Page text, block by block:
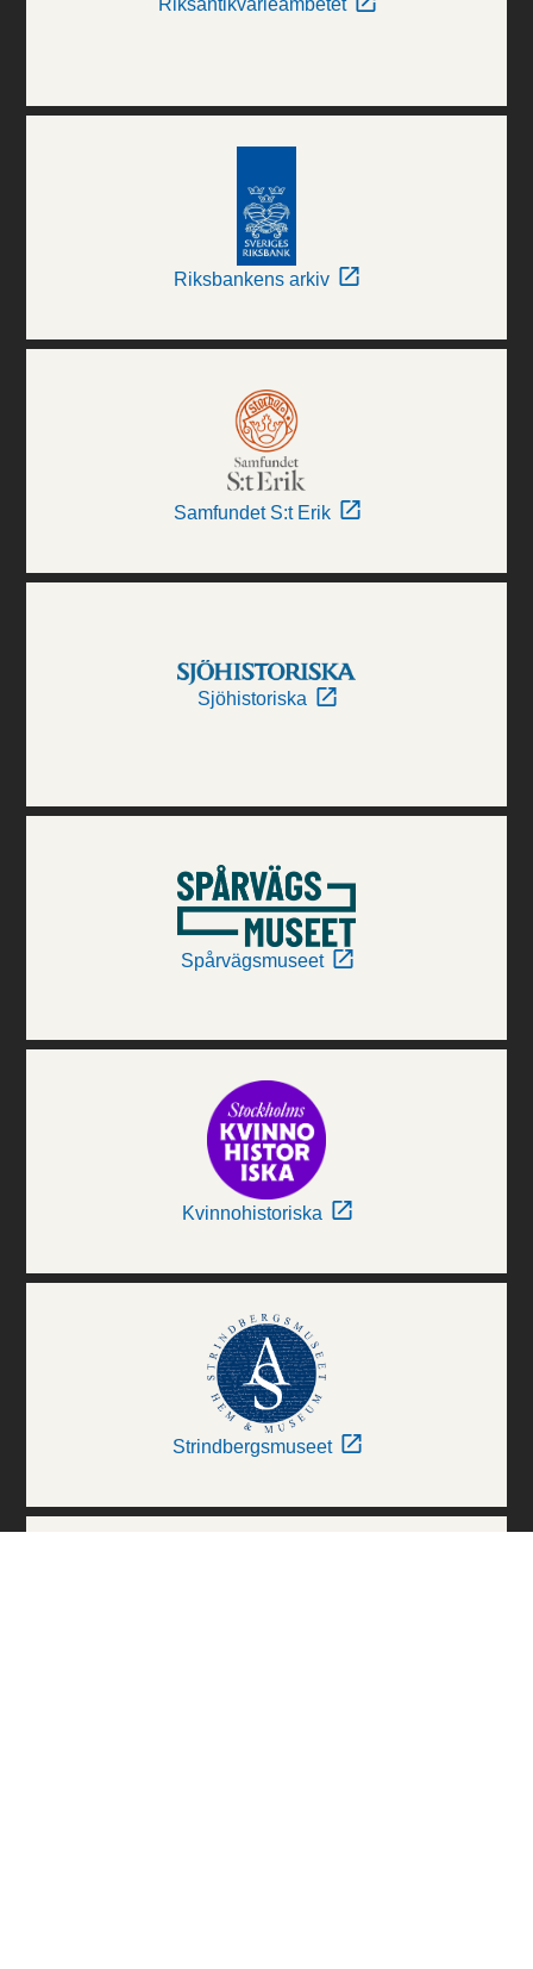
Riksantikvarieämbetet
Riksbankens arkiv
Samfundet S:t Erik
Sjöhistoriska
Spårvägsmuseet
Kvinnohistoriska
Strindbergsmuseet